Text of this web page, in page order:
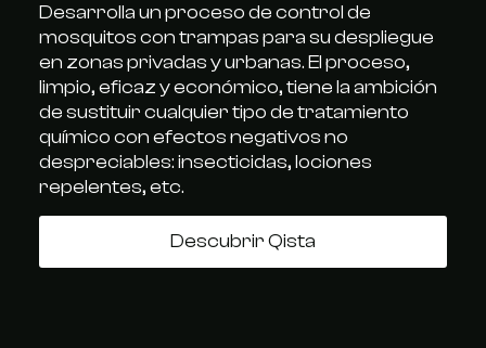
Desarrolla un proceso de control de
mosquitos con trampas para su despliegue
en zonas privadas y urbanas. El proceso,
limpio, eficaz y económico, tiene la ambición
de sustituir cualquier tipo de tratamiento
químico con efectos negativos no
despreciables: insecticidas, lociones
repelentes, etc.
Descubrir Qista